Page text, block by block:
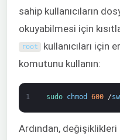
sahip kullanıcıların
okuyabilmesi için
root kullanıcıları için
komutunu kullanın:
1 sudo chmod 600 /
Ardından,